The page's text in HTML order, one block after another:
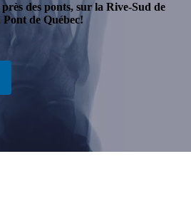
des ponts, sur la Rive-Sud de
Pont de Québec!